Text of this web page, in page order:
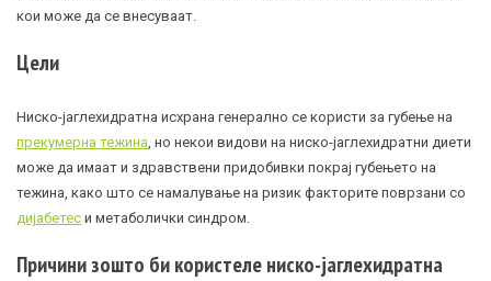
кои може да се внесуваат.
Цели
Ниско-јаглехидратна исхрана генерално се користи за губење на
прекумерна тежина , но некои видови на ниско-јаглехидратни диети
може да имаат и здравствени придобивки покрај губењето на
тежина, како што се намалување на ризик факторите поврзани со
дијабетес и метаболички синдром.
Причини зошто би користеле ниско-јаглехидратна